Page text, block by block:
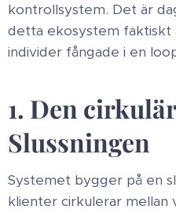
kontrollsystem. Det är
detta ekosystem faktiskt
individer fångade i en
1. Den
Slussningen ​
Systemet bygger på en
klienter cirkulerar mellan